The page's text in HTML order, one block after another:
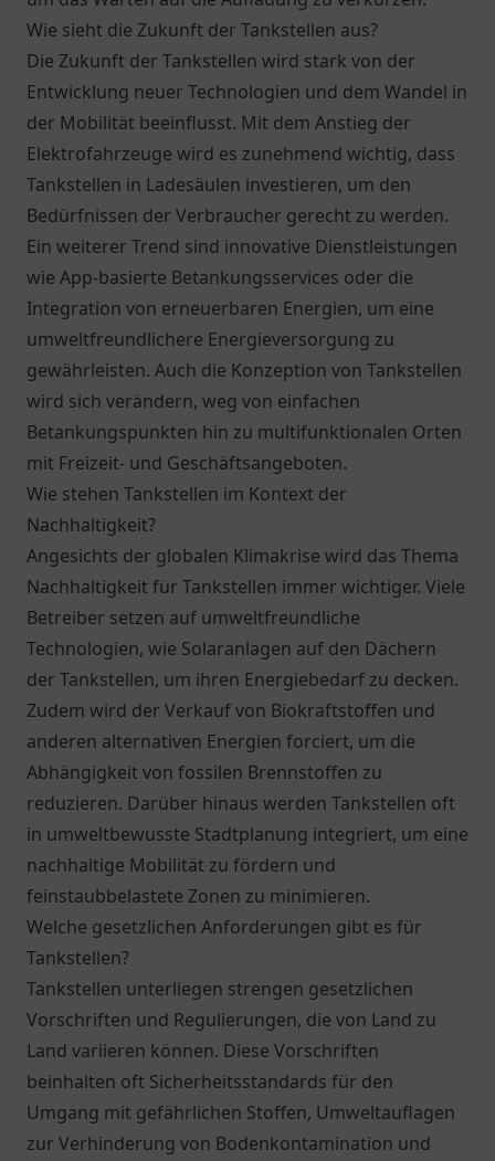
Wie sieht die Zukunft der Tankstellen aus?
Die Zukunft der Tankstellen wird stark von der
Entwicklung neuer Technologien und dem Wandel in
der Mobilität beeinflusst. Mit dem Anstieg der
Elektrofahrzeuge wird es zunehmend wichtig, dass
Tankstellen in Ladesäulen investieren, um den
Bedürfnissen der Verbraucher gerecht zu werden.
Ein weiterer Trend sind innovative Dienstleistungen
wie App-basierte Betankungsservices oder die
Integration von erneuerbaren Energien, um eine
umweltfreundlichere Energieversorgung zu
gewährleisten. Auch die Konzeption von Tankstellen
wird sich verändern, weg von einfachen
Betankungspunkten hin zu multifunktionalen Orten
mit Freizeit- und Geschäftsangeboten.
Wie stehen Tankstellen im Kontext der
Nachhaltigkeit?
Angesichts der globalen Klimakrise wird das Thema
Nachhaltigkeit für Tankstellen immer wichtiger. Viele
Betreiber setzen auf umweltfreundliche
Technologien, wie Solaranlagen auf den Dächern
der Tankstellen, um ihren Energiebedarf zu decken.
Zudem wird der Verkauf von Biokraftstoffen und
anderen alternativen Energien forciert, um die
Abhängigkeit von fossilen Brennstoffen zu
reduzieren. Darüber hinaus werden Tankstellen oft
in umweltbewusste Stadtplanung integriert, um eine
nachhaltige Mobilität zu fördern und
feinstaubbelastete Zonen zu minimieren.
Welche gesetzlichen Anforderungen gibt es für
Tankstellen?
Tankstellen unterliegen strengen gesetzlichen
Vorschriften und Regulierungen, die von Land zu
Land variieren können. Diese Vorschriften
beinhalten oft Sicherheitsstandards für den
Umgang mit gefährlichen Stoffen, Umweltauflagen
zur Verhinderung von Bodenkontamination und